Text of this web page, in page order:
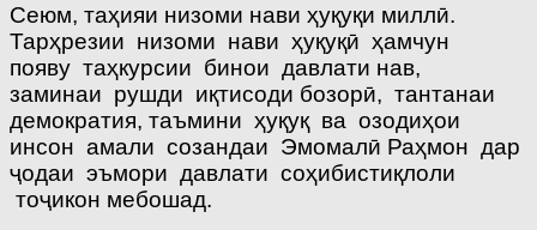
Сеюм, таҳияи низоми нави ҳуқуқи миллӣ.
Тарҳрезии низоми нави ҳуқуқӣ ҳамчун
появу таҳкурсии бинои давлати нав,
заминаи рушди иқтисоди бозорӣ, тантанаи
демократия, таъмини ҳуқуқ ва озодиҳои
инсон амали созандаи Эмомалӣ Раҳмон дар
ҷодаи эъмори давлати соҳибистиқлоли
тоҷикон мебошад.